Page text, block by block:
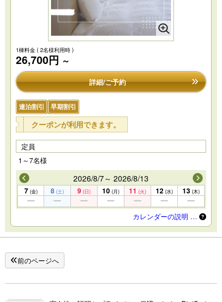
1棟料金( 2名様利用時 )
26,700円 ～
詳細/ご予約
連泊割引 早期割引
クーポンが利用できます。
定員
1～7名様
2026/8/7～ 2026/8/13
7 (金) 8 (土) 9 (日) 10 (月) 11 (火) 12 (水) 13 (木)
カレンダーの説明 …
前のページへ